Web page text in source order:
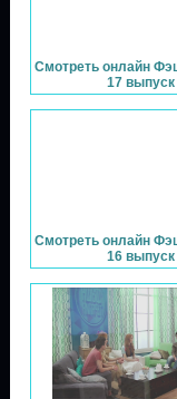
Смотреть онлайн
17 выпуск
Смотреть онлайн
16 выпуск